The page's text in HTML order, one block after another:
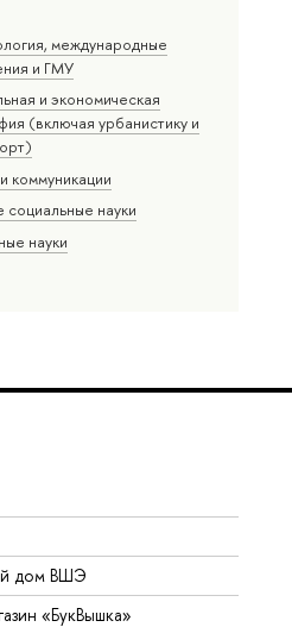
международные
и ГМУ
и экономическая
(включая урбанистику и
коммуникации
социальные науки
науки
дом ВШЭ
«БукВышка»